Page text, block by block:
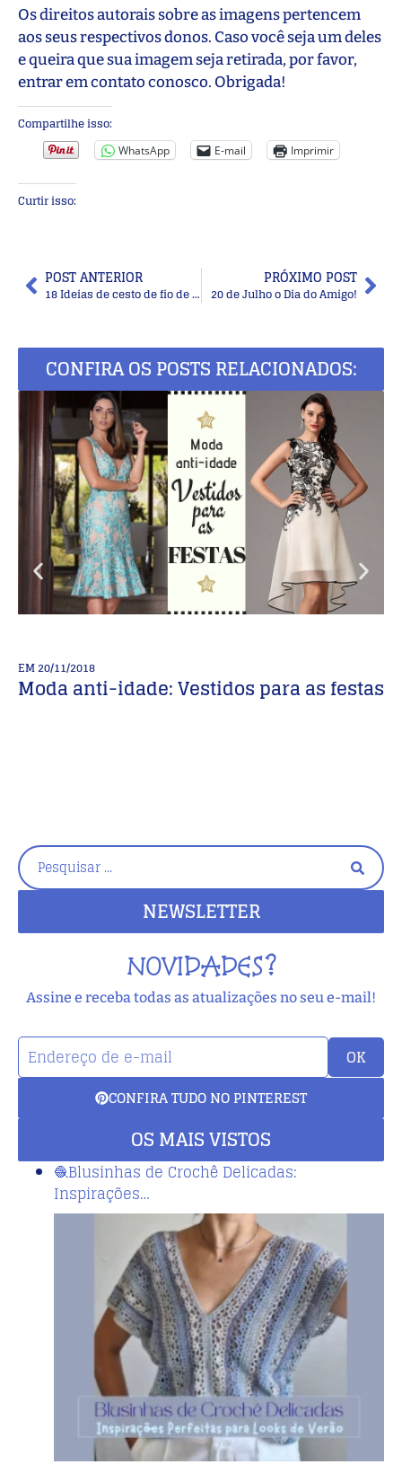
Os direitos autorais sobre as imagens pertencem
aos seus respectivos donos. Caso você seja um deles
e queira que sua imagem seja retirada, por favor,
entrar em contato conosco. Obrigada!
Compartilhe isso:
WhatsApp E-mail Imprimir
Curtir isso:
POST ANTERIOR
18 Ideias de cesto de fio de malha
PRÓXIMO POST
20 de Julho o Dia do Amigo!
CONFIRA OS POSTS RELACIONADOS:
EM20/11/2018
Moda anti-idade: Vestidos para as festas
NEWSLETTER
NOVIDADES?
Assine e receba todas as atualizações no seu e-mail!
OK
CONFIRA TUDO NO PINTEREST
OS MAIS VISTOS
🧶Blusinhas de Crochê Delicadas:
Inspirações…